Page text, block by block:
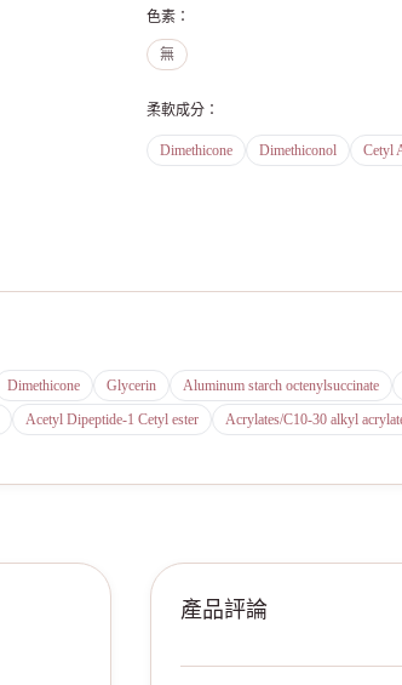
色素 ：
無
柔軟成分 ：
Dimethicone Dimethiconol Cetyl
Dimethicone Glycerin Aluminum starch octenylsuccinate
Acetyl Dipeptide-1 Cetyl ester Acrylates/C10-30 alkyl
產品評論